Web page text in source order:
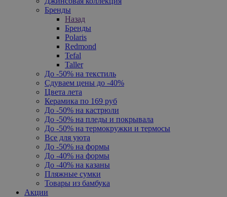
Бренды
Назад
Бренды
Polaris
Redmond
Tefal
Taller
До -50% на текстиль
Сдуваем цены до -40%
Цвета лета
Керамика по 169 руб
До -50% на кастрюли
До -50% на пледы и покрывала
До -50% на термокружки и термосы
Все для уюта
До -50% на формы
До -40% на формы
До -40% на казаны
Пляжные сумки
Товары из бамбука
Акции